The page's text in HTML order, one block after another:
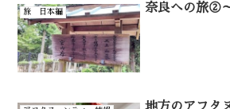
旅 日本編 奈良への旅②
地方のアフタ